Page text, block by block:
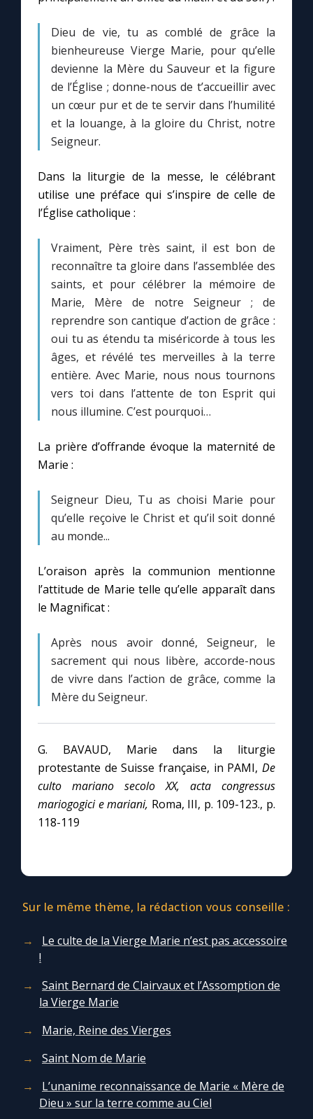
Une Minute avec Marie
Une neuvaine
1000 Raisons de Croire
Chapelet pour le monde
Contact
Faire un don
Marie de Nazareth
Dieu de vie, tu as comblé de grâce la
bienheureuse Vierge Marie, pour qu’elle
devienne la Mère du Sauveur et la figure
de l’Église ; donne-nous de t’accueillir avec
un cœur pur et de te servir dans l’humilité
et la louange, à la gloire du Christ, notre
Seigneur.
Dans la liturgie de la messe, le célébrant
utilise une préface qui s’inspire de celle de
l’Église catholique :
Vraiment, Père très saint, il est bon de
reconnaître ta gloire dans l’assemblée des
saints, et pour célébrer la mémoire de
Marie, Mère de notre Seigneur ; de
reprendre son cantique d’action de grâce :
oui tu as étendu ta miséricorde à tous les
âges, et révélé tes merveilles à la terre
entière. Avec Marie, nous nous tournons
vers toi dans l’attente de ton Esprit qui
nous illumine. C’est pourquoi…
La prière d’offrande évoque la maternité de
Marie :
Seigneur Dieu, Tu as choisi Marie pour
qu’elle reçoive le Christ et qu’il soit donné
au monde...
L’oraison après la communion mentionne
l’attitude de Marie telle qu’elle apparaît dans
le Magnificat :
Après nous avoir donné, Seigneur, le
sacrement qui nous libère, accorde-nous
de vivre dans l’action de grâce, comme la
Mère du Seigneur.
G. BAVAUD, Marie dans la liturgie
protestante de Suisse française, in PAMI, De
culto mariano secolo XX, acta congressus
mariogogici e mariani, Roma, III, p. 109-123., p.
118-119
Sur le même thème, la rédaction vous conseille :
Le culte de la Vierge Marie n’est pas accessoire
!
Saint Bernard de Clairvaux et l’Assomption de
la Vierge Marie
Marie, Reine des Vierges
Saint Nom de Marie
L’unanime reconnaissance de Marie « Mère de
Dieu » sur la terre comme au Ciel